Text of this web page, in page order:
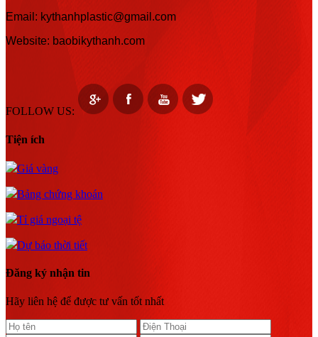
Email: kythanhplastic@gmail.com
Website: baobikythanh.com
FOLLOW US:
Tiện ích
Giá vàng
Bảng chứng khoán
Tỉ giá ngoại tệ
Dự báo thời tiết
Đăng ký nhận tin
Hãy liên hệ để được tư vấn tốt nhất